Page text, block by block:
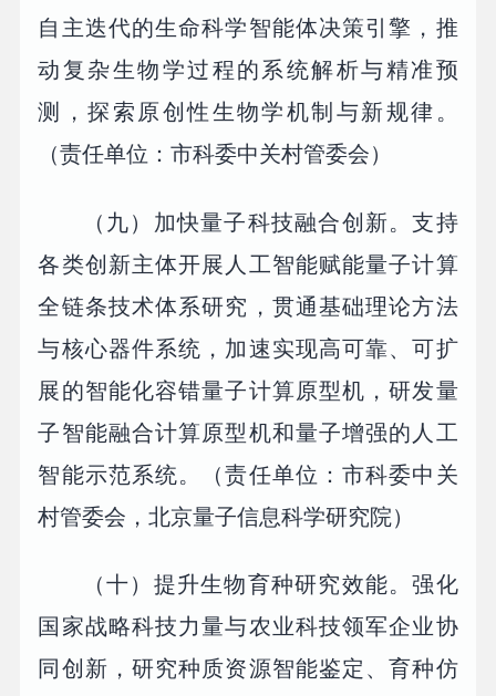
自主迭代的生命科学智能体决策引擎，推
动复杂生物学过程的系统解析与精准预
测，探索原创性生物学机制与新规律。
（责任单位：市科委中关村管委会）
（九）加快量子科技融合创新。支持
各类创新主体开展人工智能赋能量子计算
全链条技术体系研究，贯通基础理论方法
与核心器件系统，加速实现高可靠、可扩
展的智能化容错量子计算原型机，研发量
子智能融合计算原型机和量子增强的人工
智能示范系统。（责任单位：市科委中关
村管委会，北京量子信息科学研究院）
（十）提升生物育种研究效能。强化
国家战略科技力量与农业科技领军企业协
同创新，研究种质资源智能鉴定、育种仿